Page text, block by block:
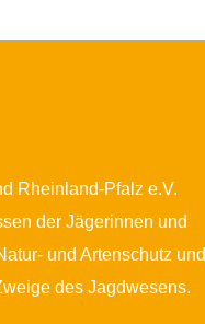
Rheinland-Pfalz e.V.
der Jägerinnen und
und Artenschutz und
des Jagdwesens.